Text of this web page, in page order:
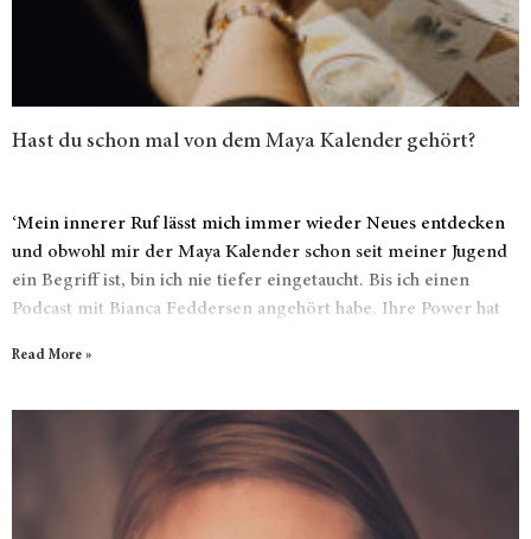
Hast du schon mal von dem Maya Kalender gehört?
‘Mein innerer Ruf lässt mich immer wieder Neues entdecken
und obwohl mir der Maya Kalender schon seit meiner Jugend
ein Begriff ist, bin ich nie tiefer eingetaucht. Bis ich einen
Podcast mit Bianca Feddersen angehört habe. Ihre Power hat
Read More »